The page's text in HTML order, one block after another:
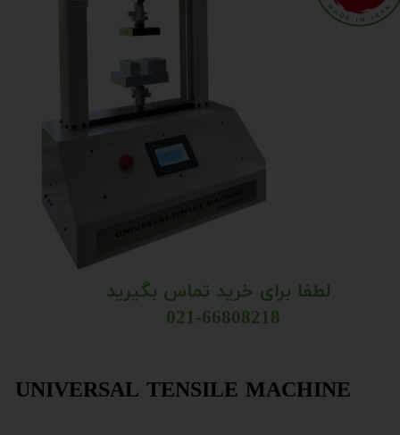
لطفا برای خرید تماس بگیرید
UNIVERSAL TENSILE MACHINE